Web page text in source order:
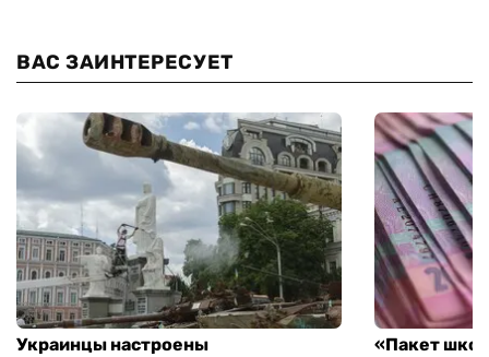
ВАС ЗАИНТЕРЕСУЕТ
Украинцы настроены
«Пакет